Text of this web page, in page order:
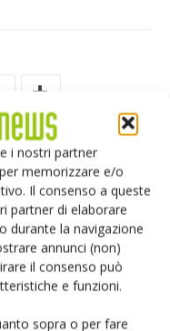
i nostri partner
memorizzare e/o
Il consenso a queste
partner di elaborare
durante la navigazione
annunci (non)
il consenso può
e funzioni.
sopra o per fare
piattaforma
il midspan PoE